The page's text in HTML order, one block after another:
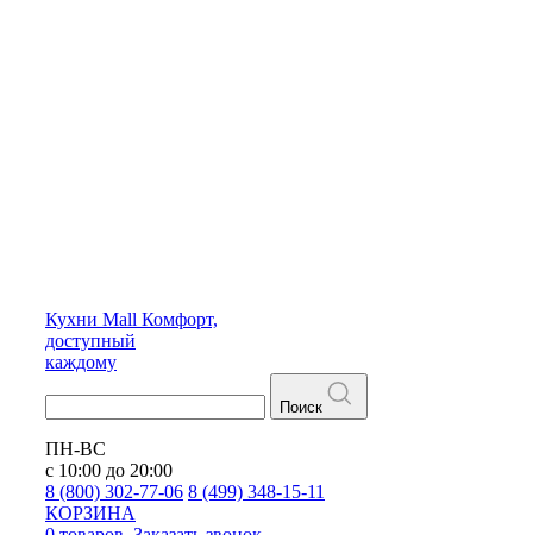
Кухни Mall Комфорт,
доступный
каждому
Поиск
ПН-ВС
с 10:00 до 20:00
8 (800) 302-77-06 8 (499) 348-15-11
КОРЗИНА